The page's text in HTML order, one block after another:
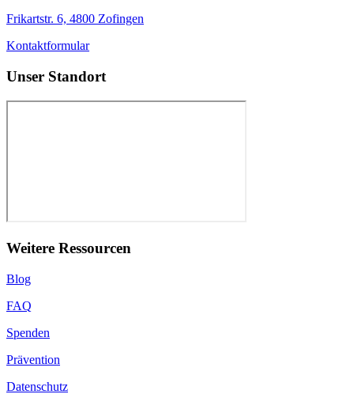
Frikartstr. 6, 4800 Zofingen
Kontaktformular
Unser Standort
Weitere Ressourcen
Blog
FAQ
Spenden
Prävention
Datenschutz